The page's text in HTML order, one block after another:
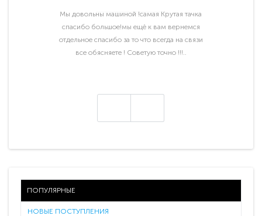
Мы довольны машиной !самая Крутая тачка
спасибо большое!мы ещё к вам вернемся
отдельное спасибо за то что всегда на связи
все обясняете ! Советую точно !!!..
ПОПУЛЯРНЫЕ
НОВЫЕ ПОСТУПЛЕНИЯ